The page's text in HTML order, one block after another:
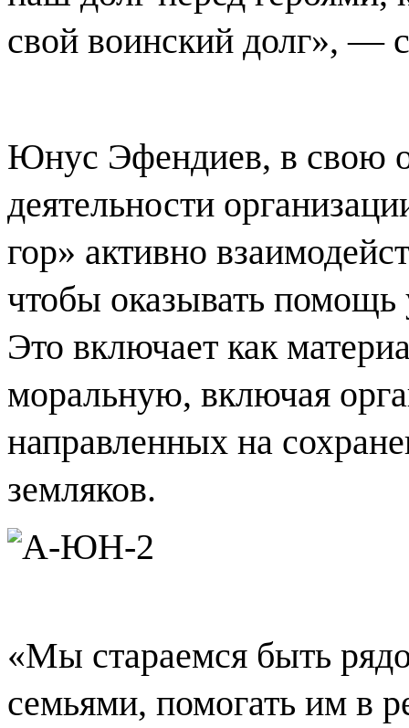
свой воинский долг», —
Юнус Эфендиев, в свою
деятельности
гор» активно
чтобы оказывать
Это включает как
моральную, включая
направленных на
земляков.
«Мы стараемся быть
семьями, помогать им в